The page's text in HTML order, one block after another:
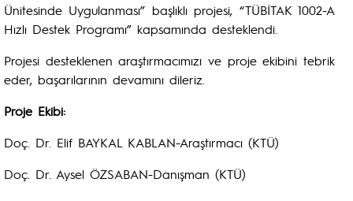
Ünitesinde Uygulanması” başlıklı projesi, “TÜBİTAK 1002-A
Hızlı Destek Programı” kapsamında desteklendi.
Projesi desteklenen araştırmacımızı ve proje ekibini tebrik
eder, başarılarının devamını dileriz.
Proje Ekibi:
Doç. Dr. Elif BAYKAL KABLAN-Araştırmacı (KTÜ)
Doç. Dr. Aysel ÖZSABAN-Danışman (KTÜ)